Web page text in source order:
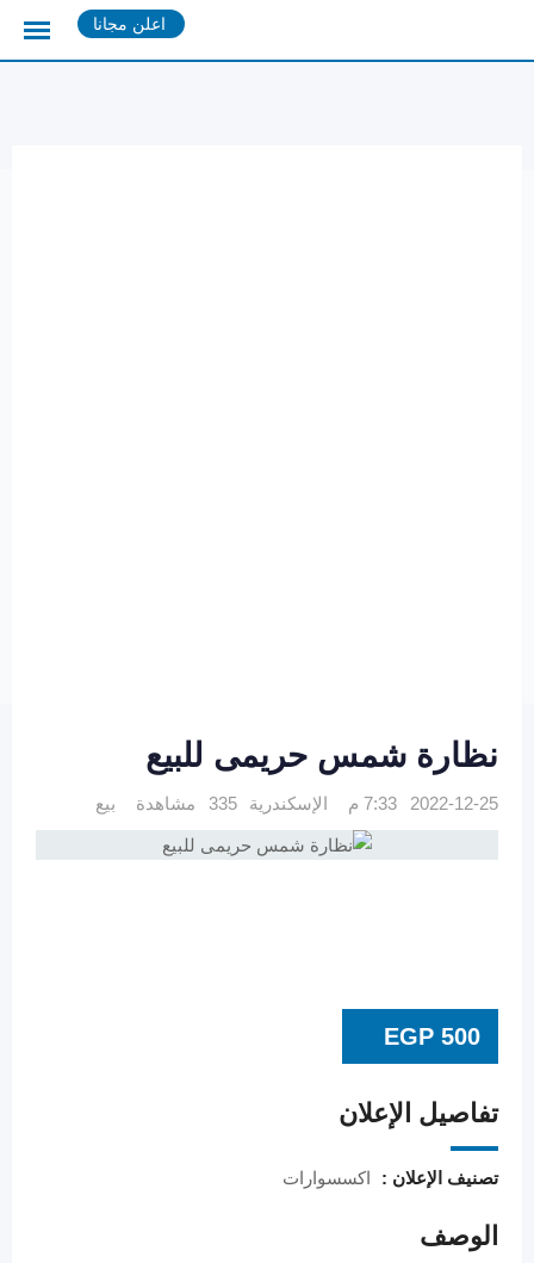
اعلن مجانا
نظارة شمس حريمى للبيع
2022-12-25 7:33 م الإسكندرية 335 مشاهدة بيع
EGP 500
تفاصيل الإعلان
تصنيف الإعلان : اكسسوارات
الوصف